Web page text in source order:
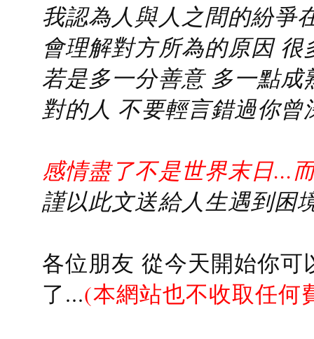
我認為人與人之間的紛爭
會理解對方所為的原因
若是多一分善意 多一點
對的人 不要輕言錯過你曾
感情盡了不是世界末日...
謹以此文送給人生遇到困
各位朋友 從今天開始你
了...(本網站也不收取任何